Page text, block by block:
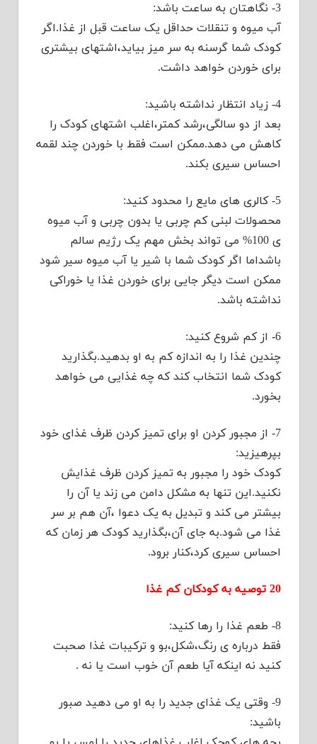
3- نگاهتان به ساعت باشد:
آب میوه و تنقلات حداقل یک ساعت قبل از غذا.اگر
کودک شما گرسنه به سر میز بیاید،اشتهای بیشتری
برای خوردن خواهد داشت.
4- زیاد انتظار نداشته باشید:
بعد از دو سالگی،رشد کمتر،اغلب اشتهای کودک را
کاهش می دهد.ممکن است فقط با خوردن چند لقمه
احساس سیری بکند.
5- کالری های مایع را محدود کنید:
محصولات لبنی کم چربی یا بدون چربی و آب میوه
ی 100% می تواند بخش مهم یک رژیم سالم
باشداما اگر کودک شما با شیر یا آب میوه سیر شود
ممکن است دیگر جایی برای خوردن غذا یا خوراکی
نداشته باشد.
6- از کم شروع کنید:
چندین غذا را به اندازه کم به او بدهید.بگذارید
کودک شما انتخاب کند که چه غذایی می خواهد
بخورد.
7- از مجبور کردن او برای تمیز کردن ظرف غذای خود
بپرهیزید:
کودک خود را مجبور به تمیز کردن ظرف غذایش
نکنید.این تنها به مشکل دامن می زند یا آن را
بیشتر می کند و تبدیل به یک دعوا ،آن هم بر سر
غذا می شود.به جای آن،بگذارید کودک هر زمان که
احساس سیری کرد،کنار برود.
20 توصیه به کودکان کم غذا
8- طعم غذا را رها کنید:
فقط درباره ی رنگ،شکل،بو و ترکیبات غذا صحبت
کنید نه اینکه آیا طعم آن خوب است یا نه .
9- وقتی یک غذای جدید را به او می دهید صبور
باشید: